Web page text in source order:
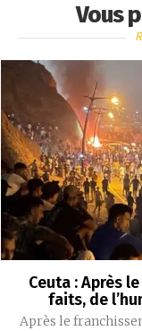
Vous
Ceuta : Après
faits, de
Après le